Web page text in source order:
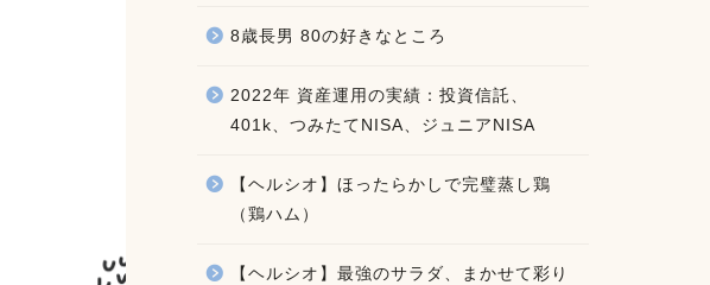
8歳長男 80の好きなところ
2022年 資産運用の実績：投資信託、
401k、つみたてNISA、ジュニアNISA
【ヘルシオ】ほったらかしで完璧蒸し鶏
（鶏ハム）
【ヘルシオ】最強のサラダ、まかせて彩り